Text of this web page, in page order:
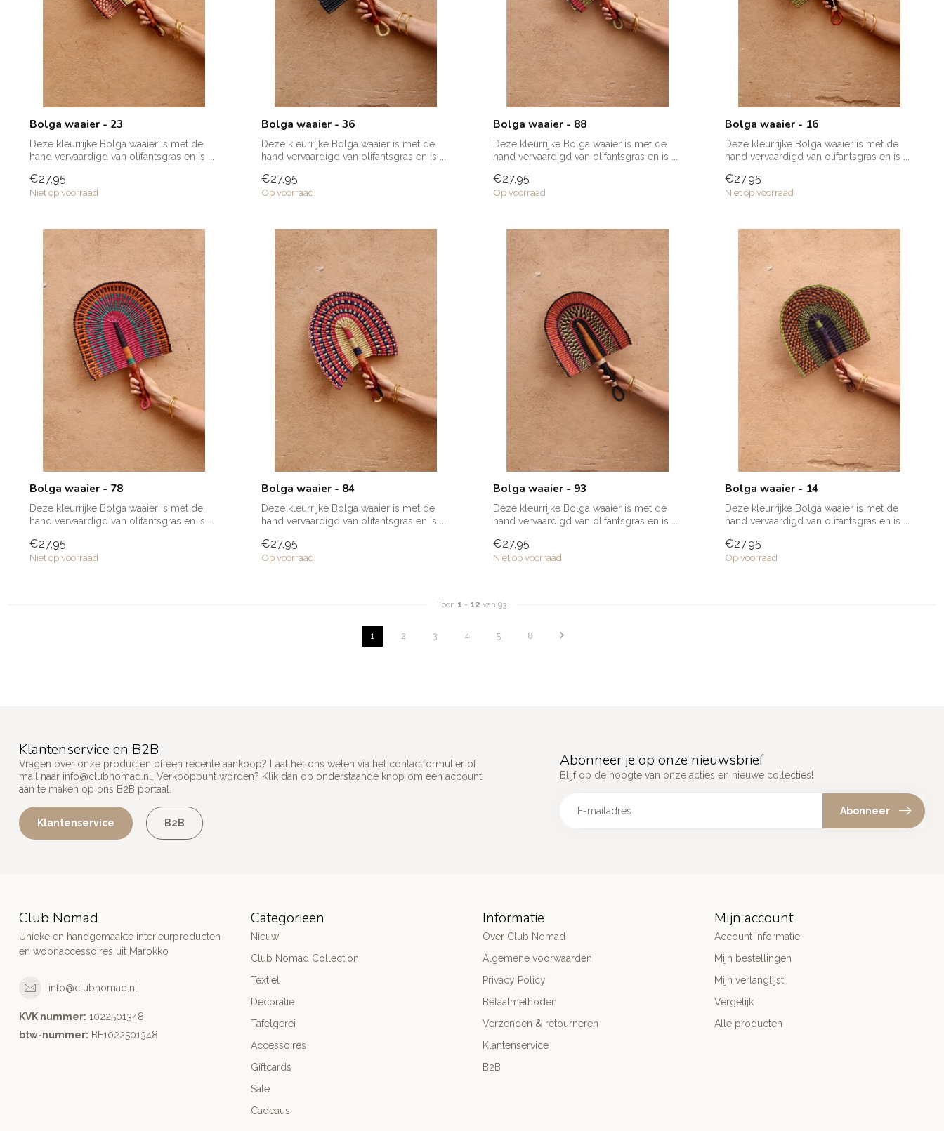
Bolga waaier - 23
Deze kleurrijke Bolga waaier is met de
hand vervaardigd van olifantsgras en is ...
€27,95
Niet op voorraad
Bolga waaier - 36
Deze kleurrijke Bolga waaier is met de
hand vervaardigd van olifantsgras en is ...
€27,95
Op voorraad
Bolga waaier - 88
Deze kleurrijke Bolga waaier is met de
hand vervaardigd van olifantsgras en is ...
€27,95
Op voorraad
Bolga waaier - 16
Deze kleurrijke Bolga waaier is met de
hand vervaardigd van olifantsgras en is ...
€27,95
Niet op voorraad
Bolga waaier - 78
Deze kleurrijke Bolga waaier is met de
hand vervaardigd van olifantsgras en is ...
€27,95
Niet op voorraad
Bolga waaier - 84
Deze kleurrijke Bolga waaier is met de
hand vervaardigd van olifantsgras en is ...
€27,95
Op voorraad
Bolga waaier - 93
Deze kleurrijke Bolga waaier is met de
hand vervaardigd van olifantsgras en is ...
€27,95
Niet op voorraad
Bolga waaier - 14
Deze kleurrijke Bolga waaier is met de
hand vervaardigd van olifantsgras en is ...
€27,95
Op voorraad
Toon 1 - 12 van 93
1 2 3 4 5 8
Klantenservice en B2B
Vragen over onze producten of een recente aankoop? Laat het ons weten via het contactformulier of
mail naar info@clubnomad.nl . Verkooppunt worden? Klik dan op onderstaande knop om een account
aan te maken op ons B2B portaal.
Klantenservice B2B
Abonneer je op onze nieuwsbrief
Blijf op de hoogte van onze acties en nieuwe collecties!
Abonneer
Club Nomad
Unieke en handgemaakte interieurproducten
en woonaccessoires uit Marokko
info@clubnomad.nl
KVK nummer: 1022501348
btw-nummer: BE1022501348
Categorieën
Nieuw!
Club Nomad Collection
Textiel
Decoratie
Tafelgerei
Accessoires
Giftcards
Sale
Cadeaus
Informatie
Over Club Nomad
Algemene voorwaarden
Privacy Policy
Betaalmethoden
Verzenden & retourneren
Klantenservice
B2B
Mijn account
Account informatie
Mijn bestellingen
Mijn verlanglijst
Vergelijk
Alle producten